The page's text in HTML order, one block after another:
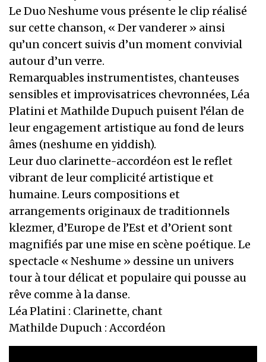
Le Duo Neshume vous présente le clip réalisé
sur cette chanson, « Der vanderer » ainsi
qu’un concert suivis d’un moment convivial
autour d’un verre.
Remarquables instrumentistes, chanteuses
sensibles et improvisatrices chevronnées, Léa
Platini et Mathilde Dupuch puisent l’élan de
leur engagement artistique au fond de leurs
âmes (neshume en yiddish).
Leur duo clarinette-accordéon est le reflet
vibrant de leur complicité artistique et
humaine. Leurs compositions et
arrangements originaux de traditionnels
klezmer, d’Europe de l’Est et d’Orient sont
magnifiés par une mise en scène poétique. Le
spectacle « Neshume » dessine un univers
tour à tour délicat et populaire qui pousse au
rêve comme à la danse.
Léa Platini : Clarinette, chant
Mathilde Dupuch : Accordéon